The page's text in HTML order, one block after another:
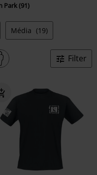
Park (91)
Média (19)
Filter